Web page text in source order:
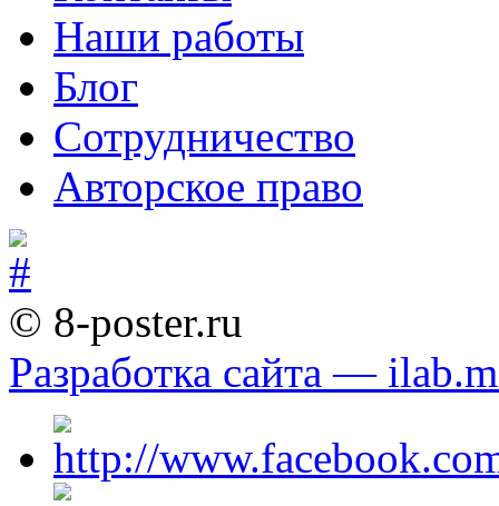
Наши работы
Блог
Сотрудничество
Авторское право
© 8-poster.ru
Разработка сайта —